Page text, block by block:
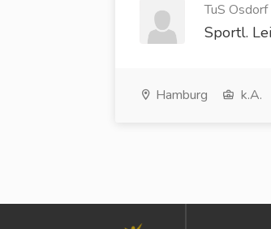
TuS Osdorf
Sportl.
Hamburg k.A.